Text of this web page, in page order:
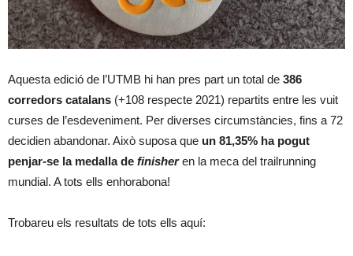
Aquesta edició de l’UTMB hi han pres part un total de 386
corredors catalans (+108 respecte 2021) repartits entre les vuit
curses de l’esdeveniment. Per diverses circumstàncies, fins a 72
decidien abandonar. Això suposa que un 81,35% ha pogut
penjar-se la medalla de finisheren la meca del trailrunning
mundial. A tots ells enhorabona!
Trobareu els resultats de tots ells aquí: